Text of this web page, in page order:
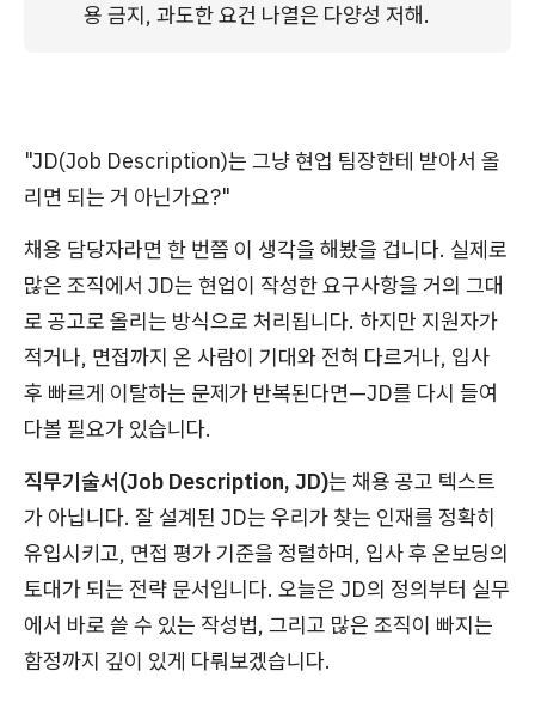
용 금지, 과도한 요건 나열은 다양성 저해.
"JD(Job Description)는 그냥 현업 팀장한테 받아서 올
리면 되는 거 아닌가요?"
채용 담당자라면 한 번쯤 이 생각을 해봤을 겁니다. 실제로
많은 조직에서 JD는 현업이 작성한 요구사항을 거의 그대
로 공고로 올리는 방식으로 처리됩니다. 하지만 지원자가
적거나, 면접까지 온 사람이 기대와 전혀 다르거나, 입사
후 빠르게 이탈하는 문제가 반복된다면—JD를 다시 들여
다볼 필요가 있습니다.
직무기술서(Job Description, JD)는 채용 공고 텍스트
가 아닙니다. 잘 설계된 JD는 우리가 찾는 인재를 정확히
유입시키고, 면접 평가 기준을 정렬하며, 입사 후 온보딩의
토대가 되는 전략 문서입니다. 오늘은 JD의 정의부터 실무
에서 바로 쓸 수 있는 작성법, 그리고 많은 조직이 빠지는
함정까지 깊이 있게 다뤄보겠습니다.